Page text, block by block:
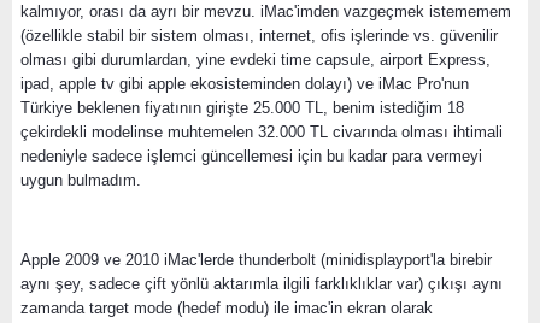
kalmıyor, orası da ayrı bir mevzu. iMac'imden vazgeçmek istememem
(özellikle stabil bir sistem olması, internet, ofis işlerinde vs. güvenilir
olması gibi durumlardan, yine evdeki time capsule, airport Express,
ipad, apple tv gibi apple ekosisteminden dolayı) ve iMac Pro'nun
Türkiye beklenen fiyatının girişte 25.000 TL, benim istediğim 18
çekirdekli modelinse muhtemelen 32.000 TL civarında olması ihtimali
nedeniyle sadece işlemci güncellemesi için bu kadar para vermeyi
uygun bulmadım.
Apple 2009 ve 2010 iMac'lerde thunderbolt (minidisplayport'la birebir
aynı şey, sadece çift yönlü aktarımla ilgili farklıklıklar var) çıkışı aynı
zamanda target mode (hedef modu) ile imac'in ekran olarak